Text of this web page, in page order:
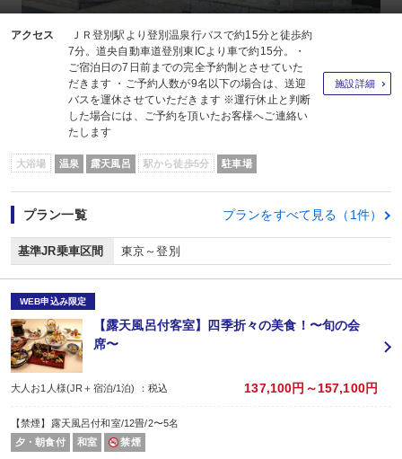
アクセス
ＪＲ登別駅より登別温泉行バスで約15分と徒歩約
7分。道央自動車道登別東ICより車で約15分。・
ご宿泊日の7日前までの完全予約制とさせていた
だきます ・ご予約人数が9名以下の場合は、送迎
バスを運休させていただきます ※運行休止と判断
した場合には、ご予約を頂いたお客様へご連絡い
たします
施設詳細
大浴場 温泉 露天風呂 駅から徒歩5分 駐車場
プラン一覧 プランをすべて見る（1件）
基準JR乗車区間 東京～登別
WEB申込み限定
【露天風呂付客室】四季折々の美食！〜旬の会
席〜
大人お1人様(JR＋宿泊/1泊) ：税込 137,100円～157,100円
【禁煙】露天風呂付和室/12畳/2〜5名
夕・朝食付
和室 禁煙